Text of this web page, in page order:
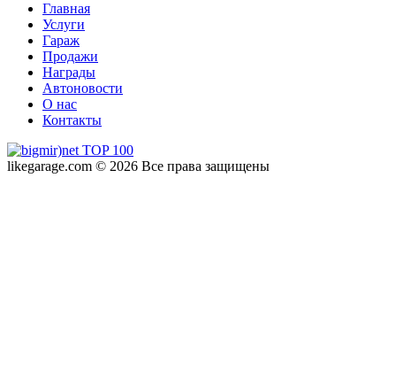
Главная
Услуги
Гараж
Продажи
Награды
Автоновости
О нас
Контакты
likegarage.com © 2026 Все права защищены